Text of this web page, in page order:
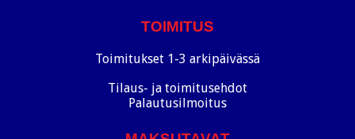
TOIMITUS
Toimitukset 1-3 arkipäivässä
Tilaus- ja toimitusehdot
Palautusilmoitus